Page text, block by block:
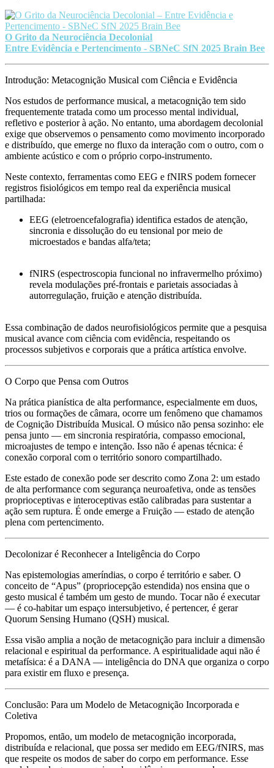
O Grito da Neurociência Decolonial
Entre Evidência e Pertencimento - SBNeC SfN 2025 Brain Bee
Introdução: Metacognição Musical com Ciência e Evidência
Nos estudos de performance musical, a metacognição tem sido
frequentemente tratada como um processo mental individual,
refletivo e posterior à ação. No entanto, uma abordagem decolonial
exige que observemos o pensamento como movimento incorporado
e distribuído, que emerge no fluxo da interação com o outro, com o
ambiente acústico e com o próprio corpo-instrumento.
Neste contexto, ferramentas como EEG e fNIRS podem fornecer
registros fisiológicos em tempo real da experiência musical
partilhada:
EEG (eletroencefalografia) identifica estados de atenção,
sincronia e dissolução do eu tensional por meio de
microestados e bandas alfa/teta;
fNIRS (espectroscopia funcional no infravermelho próximo)
revela modulações pré-frontais e parietais associadas à
autorregulação, fruição e atenção distribuída.
Essa combinação de dados neurofisiológicos permite que a pesquisa
musical avance com ciência com evidência, respeitando os
processos subjetivos e corporais que a prática artística envolve.
O Corpo que Pensa com Outros
Na prática pianística de alta performance, especialmente em duos,
trios ou formações de câmara, ocorre um fenômeno que chamamos
de Cognição Distribuída Musical. O músico não pensa sozinho: ele
pensa junto — em sincronia respiratória, compasso emocional,
microajustes de tempo e intenção. Isso não é apenas técnica: é
conexão corporal com o território sonoro compartilhado.
Este estado de conexão pode ser descrito como Zona 2: um estado
de alta performance com segurança neuroafetiva, onde as tensões
proprioceptivas e interoceptivas estão calibradas para sustentar a
ação sem ruptura. É onde emerge a Fruição — estado de atenção
plena com pertencimento.
Decolonizar é Reconhecer a Inteligência do Corpo
Nas epistemologias ameríndias, o corpo é território e saber. O
conceito de “Apus” (propriocepção estendida) nos ensina que o
gesto musical é também um gesto de mundo. Tocar não é executar
— é co-habitar um espaço intersubjetivo, é pertencer, é gerar
Quorum Sensing Humano (QSH) musical.
Essa visão amplia a noção de metacognição para incluir a dimensão
relacional e espiritual da performance. A espiritualidade aqui não é
metafísica: é a DANA — inteligência do DNA que organiza o corpo
para existir em fluxo e presença.
Conclusão: Para um Modelo de Metacognição Incorporada e
Coletiva
Propomos, então, um modelo de metacognição incorporada,
distribuída e relacional, que possa ser medido em EEG/fNIRS, mas
que respeite os modos de saber do corpo em performance. Esse